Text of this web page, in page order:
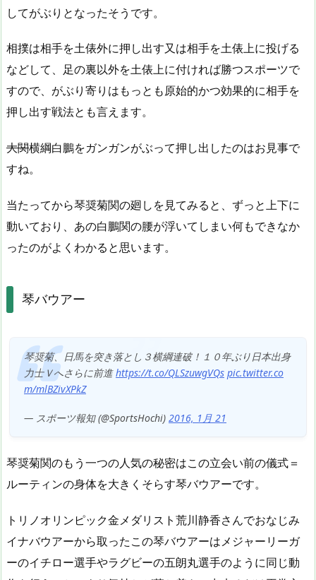
してがぶり となったそうです。
相撲は相手を土俵外に押し出す又は相手を土俵上に投げる
などして、足の裏以外を土俵上に付ければ勝つスポーツで
すので、がぶり寄りはもっとも原始的かつ効果的に相手を
押し出す戦法とも言えます。
大関横綱白鵬をガンガンがぶって押し出したのはお見事で
すね。
当たってから琴奨菊関の廻しを見てみると、ずっと上下に
動いており、あの白鵬関の腰が浮いてしまい何もできなか
ったのがよくわかると思います。
琴バウアー
琴奨菊、日馬を突き落とし３横綱連破！１０年ぶり日本出身
力士Ｖへさらに前進https://t.co/QLSzuwgVQs pic.twitter.co
m/mlBZivXPkZ
— スポーツ報知 (@SportsHochi) 2016, 1月 21
琴奨菊関のもう一つの人気の秘密はこの立会い前の儀式＝
ルーティンの身体を大きくそらす琴バウアーです。
トリノオリンピック金メダリスト荒川静香さんでおなじみ
イナバウアーから取ったこの琴バウアーはメジャーリーガ
ーのイチロー選手やラグビーの五朗丸選手のように同じ動